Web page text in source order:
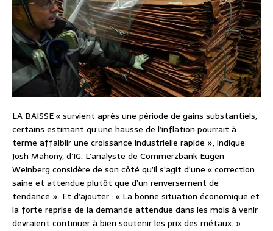
LA BAISSE « survient après une période de gains substantiels,
certains estimant qu’une hausse de l’inflation pourrait à
terme affaiblir une croissance industrielle rapide », indique
Josh Mahony, d’IG. L’analyste de Commerzbank Eugen
Weinberg considère de son côté qu’il s’agit d’une « correction
saine et attendue plutôt que d’un renversement de
tendance ». Et d’ajouter : « La bonne situation économique et
la forte reprise de la demande attendue dans les mois à venir
devraient continuer à bien soutenir les prix des métaux. »